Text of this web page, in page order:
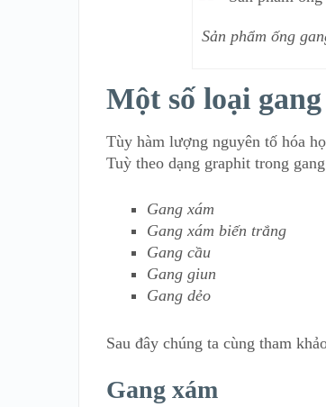
Sản phẩm ống
Một số loại
Tùy hàm lượng nguyên tố hóa
Tuỳ theo dạng graphit trong
Gang xám
Gang xám biến trắng
Gang cầu
Gang giun
Gang dẻo
Sau đây chúng ta cùng tham
Gang xám